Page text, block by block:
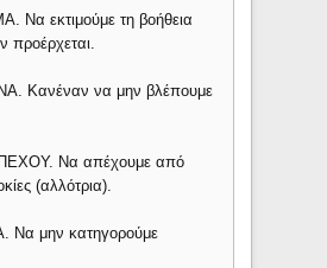
Να εκτιμούμε τη βοήθεια
Κανέναν να μην βλέπουμε
Να απέχουμε από
(αλλότρια).
μην κατηγορούμε